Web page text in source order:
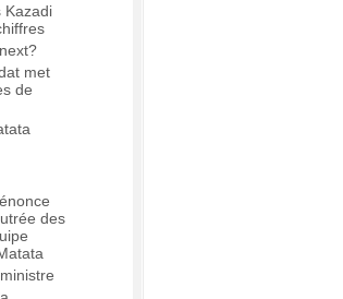
Kazadi
met
de
des